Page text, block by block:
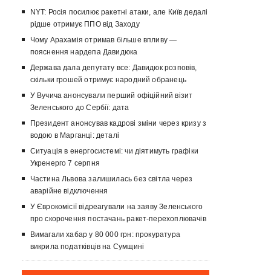
NYT: Росія посилює ракетні атаки, але Київ дедалі
рідше отримує ППО від Заходу
Чому Арахамія отримав більше впливу —
пояснення нардепа Давидюка
Держава дала депутату все: Давидюк розповів,
скільки грошей отримує народний обранець
У Вучича анонсували перший офіційний візит
Зеленського до Сербії: дата
Президент анонсував кадрові зміни через кризу з
водою в Марганці: деталі
Ситуація в енергосистемі: чи діятимуть графіки
Укренерго 7 серпня
Частина Львова залишилась без світла через
аварійне відключення
У Єврокомісії відреагували на заяву Зеленського
про скорочення постачань ракет-перехоплювачів
Вимагали хабар у 80 000 грн: прокуратура
викрила податківців на Сумщині